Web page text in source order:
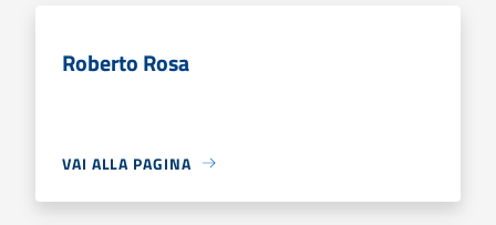
Roberto Rosa
VAI ALLA PAGINA